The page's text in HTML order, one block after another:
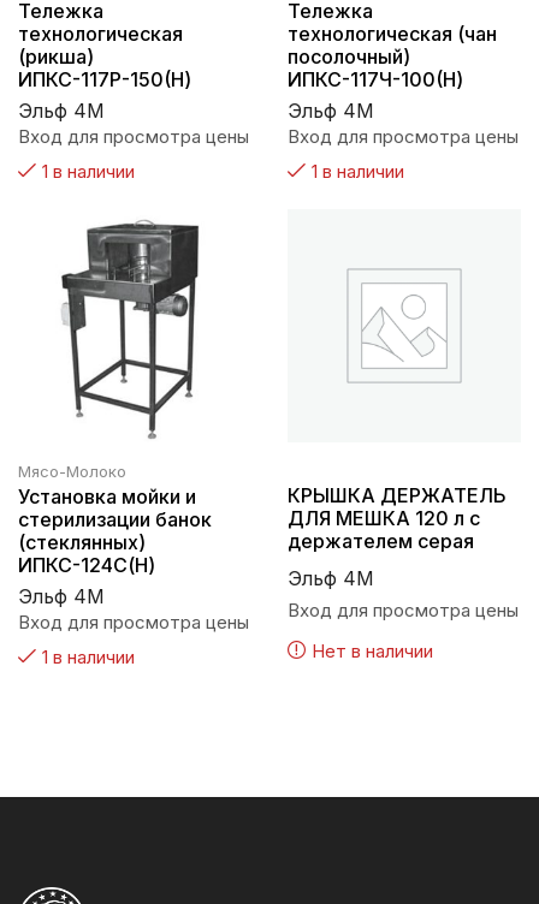
Тележка
технологическая
(рикша)
ИПКС-117Р-150(Н)
Эльф 4М
Вход для просмотра цены
1 в наличии
Тележка
технологическая (чан
посолочный)
ИПКС-117Ч-100(Н)
Эльф 4М
Вход для просмотра цены
1 в наличии
Мясо-Молоко
Установка мойки и
стерилизации банок
(стеклянных)
ИПКС-124С(Н)
Эльф 4М
Вход для просмотра цены
1 в наличии
КРЫШКА ДЕРЖАТЕЛЬ
ДЛЯ МЕШКА 120 л с
держателем серая
Эльф 4М
Вход для просмотра цены
Нет в наличии